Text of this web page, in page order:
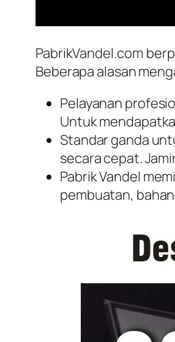
PabrikVandel.com
Beberapa alasan
Pelayanan
Untuk
Standar ganda
secara cepat.
Pabrik Vandel
pembuatan,